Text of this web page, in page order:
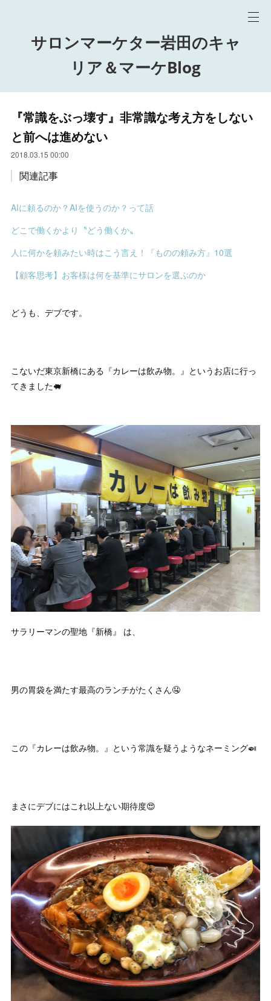
サロンマーケター岩田のキャ
リア＆マーケBlog
『常識をぶっ壊す』非常識な考え方をしない
と前へは進めない
2018.03.15 00:00
関連記事
AIに頼るのか？AIを使うのか？って話
どこで働くかより〝どう働くか〟
人に何かを頼みたい時はこう言え！『ものの頼み方』10選
【顧客思考】お客様は何を基準にサロンを選ぶのか
どうも、デブです。
こないだ東京新橋にある『カレーは飲み物。』というお店に行っ
てきました🐖
サラリーマンの聖地『新橋』 は、
男の胃袋を満たす最高のランチがたくさん🤤
この『カレーは飲み物。』という常識を疑うようなネーミング🍛
まさにデブにはこれ以上ない期待度😍